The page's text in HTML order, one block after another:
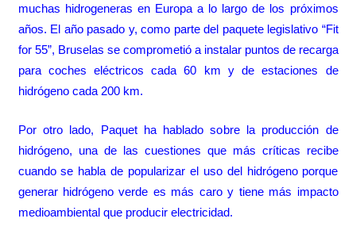
muchas hidrogeneras en Europa a lo largo de los próximos
años. El año pasado y, como parte del paquete legislativo “Fit
for 55”, Bruselas se comprometióa instalar puntos de recarga
para coches eléctricos cada 60 km y de estaciones de
hidrógeno cada 200 km.
Por otro lado, Paquet ha hablado sobre la producción de
hidrógeno, una de las cuestiones que más críticas recibe
cuando se habla de popularizar el uso del hidrógeno porque
generar hidrógeno verde es más caro y tiene más impacto
medioambiental que producir electricidad.